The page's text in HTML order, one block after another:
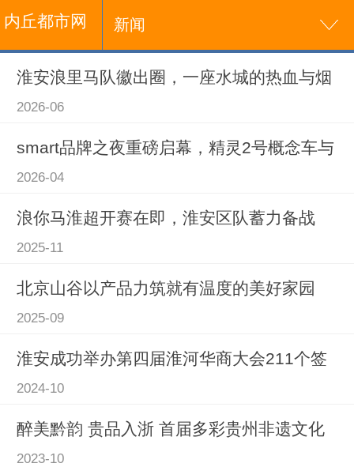
内丘都市网 新闻
淮安浪里马队徽出圈，一座水城的热血与烟
2026-06
smart品牌之夜重磅启幕，精灵2号概念车与
2026-04
浪你马淮超开赛在即，淮安区队蓄力备战
2025-11
北京山谷以产品力筑就有温度的美好家园
2025-09
淮安成功举办第四届淮河华商大会211个签
2024-10
醉美黔韵 贵品入浙 首届多彩贵州非遗文化
2023-10